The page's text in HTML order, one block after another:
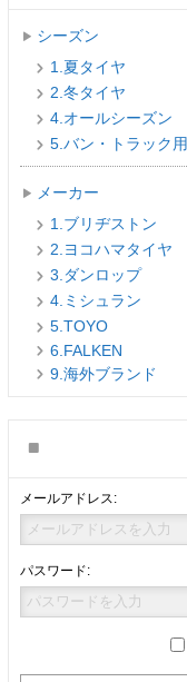
シーズン
1.夏タイヤ
2.冬タイヤ
4.オールシーズン
5.バン・トラック用
メーカー
1.ブリヂストン
2.ヨコハマタイヤ
3.ダンロップ
4.ミシュラン
5.TOYO
6.FALKEN
9.海外ブランド
メールアドレス:
パスワード: